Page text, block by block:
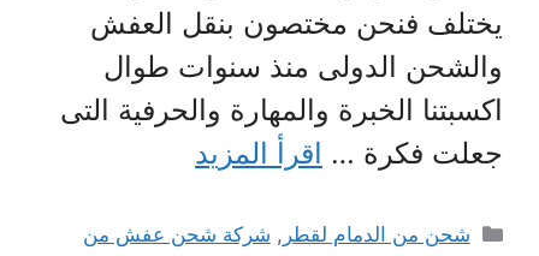
يختلف فنحن مختصون بنقل العفش
والشحن الدولى منذ سنوات طوال
اكسبتنا الخبرة والمهارة والحرفية التى
جعلت فكرة … اقرأ المزيد
التصنيفات
شحن من الدمام لقطر , شركة شحن عفش من